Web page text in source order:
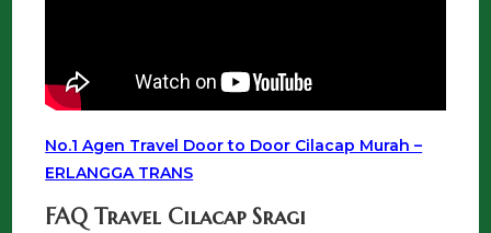
No.1 Agen Travel Door to Door Cilacap Murah –
ERLANGGA TRANS
FAQ Travel Cilacap Sragi